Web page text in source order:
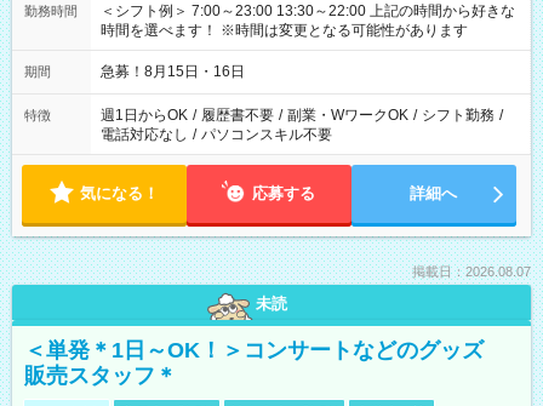
勤務時間
＜シフト例＞ 7:00～23:00 13:30～22:00 上記の時間から好きな
時間を選べます！ ※時間は変更となる可能性があります
期間 急募！8月15日・16日
特徴 週1日からOK / 履歴書不要 / 副業・WワークOK / シフト勤務 /
電話対応なし / パソコンスキル不要
気になる！ 応募する 詳細へ
掲載日：2026.08.07
未読
＜単発＊1日～OK！＞コンサートなどのグッズ
販売スタッフ＊